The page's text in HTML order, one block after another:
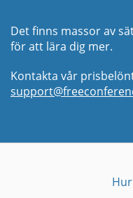
Det finns massor av
för att lära dig mer.
Kontakta vår